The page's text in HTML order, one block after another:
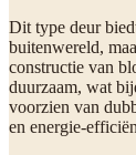
Dit type deur
buitenwereld,
constructie van
duurzaam, wat
voorzien van
en energie-